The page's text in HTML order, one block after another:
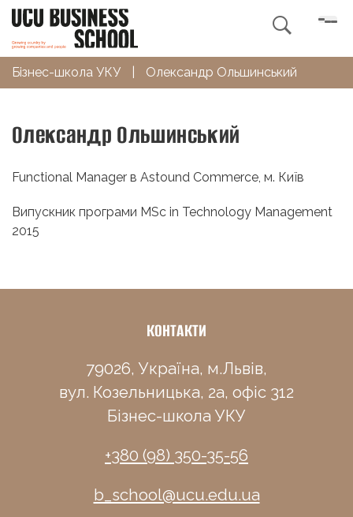

Бізнес-школа УКУ Олександр Ольшинський
Олександр Ольшинський
Functional Manager в Astound Commerce, м. Київ
Випускник програми MSc in Technology Management
2015
КОНТАКТИ
79026, Україна, м.Львів,
вул. Козельницька, 2а, офіс 312
Бізнес-школа УКУ
+380 (98) 350-35-56
b_school@ucu.edu.ua